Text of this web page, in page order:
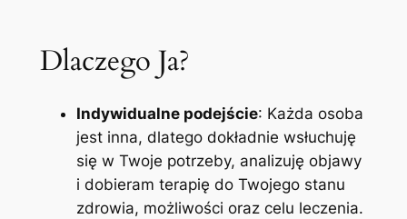
Dlaczego Ja?
Indywidualne podejście: Każda osoba
jest inna, dlatego dokładnie wsłuchuję
się w Twoje potrzeby, analizuję objawy
i dobieram terapię do Twojego stanu
zdrowia, możliwości oraz celu leczenia.